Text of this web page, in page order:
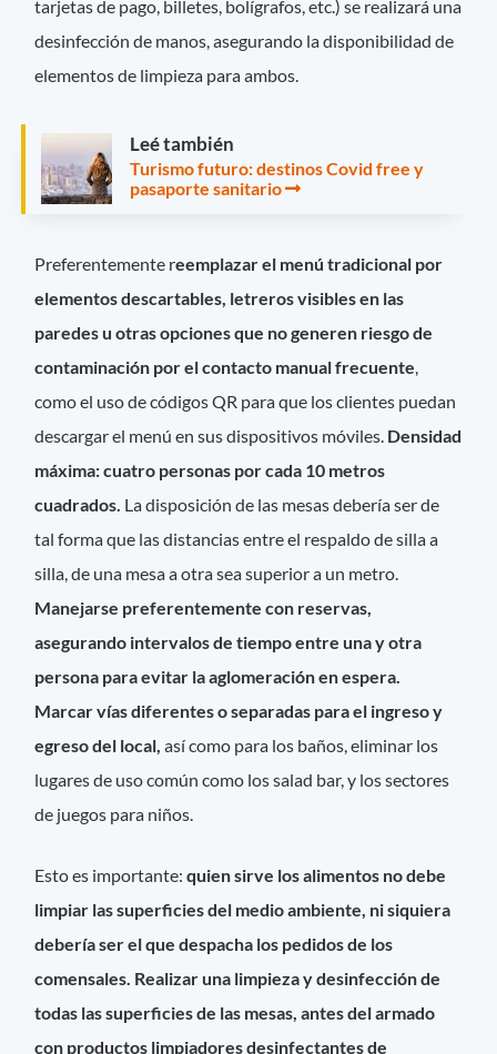
tarjetas de pago, billetes, bolígrafos, etc.) se realizará una
desinfección de manos, asegurando la disponibilidad de
elementos de limpieza para ambos.
Leé también
Turismo futuro: destinos Covid free y
pasaporte sanitario
Preferentemente reemplazar el menú tradicional por
elementos descartables, letreros visibles en las
paredes u otras opciones que no generen riesgo de
contaminación por el contacto manual frecuente
como el uso de códigos QR para que los clientes puedan
descargar el menú en sus dispositivos móviles. Densidad
máxima: cuatro personas por cada 10 metros
cuadrados. La disposición de las mesas debería ser de
tal forma que las distancias entre el respaldo de silla a
silla, de una mesa a otra sea superior a un metro.
Manejarse preferentemente con reservas,
asegurando intervalos de tiempo entre una y otra
persona para evitar la aglomeración en espera.
Marcar vías diferentes o separadas para el ingreso y
egreso del local, así como para los baños, eliminar los
lugares de uso común como los salad bar, y los sectores
de juegos para niños.
Esto es importante:quien sirve los alimentos no debe
limpiar las superficies del medio ambiente, ni siquiera
debería ser el que despacha los pedidos de los
comensales. Realizar una limpieza y desinfección de
todas las superficies de las mesas, antes del armado
con productos limpiadores desinfectantes de